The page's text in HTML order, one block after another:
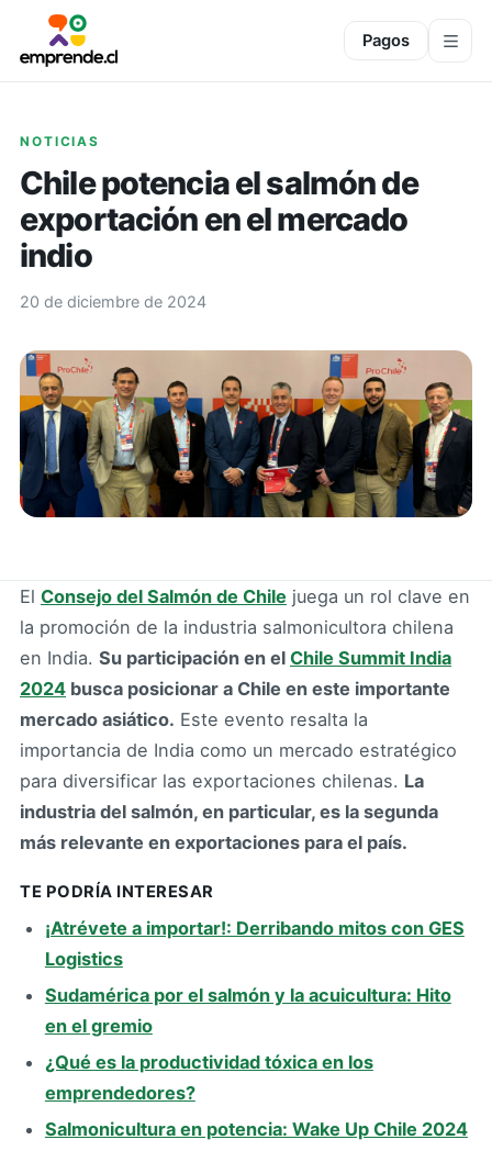
Pagos
NOTICIAS
Chile potencia el salmón de
exportación en el mercado
indio
20 de diciembre de 2024
El Consejo del Salmón de Chile juega un rol clave en
la promoción de la industria salmonicultora chilena
en India. Su participación en el Chile Summit India
2024 busca posicionar a Chile en este importante
mercado asiático. Este evento resalta la
importancia de India como un mercado estratégico
para diversificar las exportaciones chilenas. La
industria del salmón, en particular, es la segunda
más relevante en exportaciones para el país.
TE PODRÍA INTERESAR
¡Atrévete a importar!: Derribando mitos con GES
Logistics
Sudamérica por el salmón y la acuicultura: Hito
en el gremio
¿Qué es la productividad tóxica en los
emprendedores?
Salmonicultura en potencia: Wake Up Chile 2024